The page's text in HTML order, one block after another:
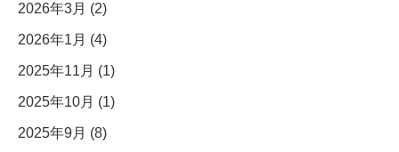
2026年3月 (2)
2026年1月 (4)
2025年11月 (1)
2025年10月 (1)
2025年9月 (8)